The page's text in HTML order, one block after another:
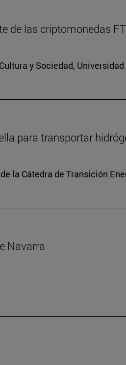
de las criptomonedas
y Sociedad, Universidad
para transportar
la Cátedra de Transición
Navarra